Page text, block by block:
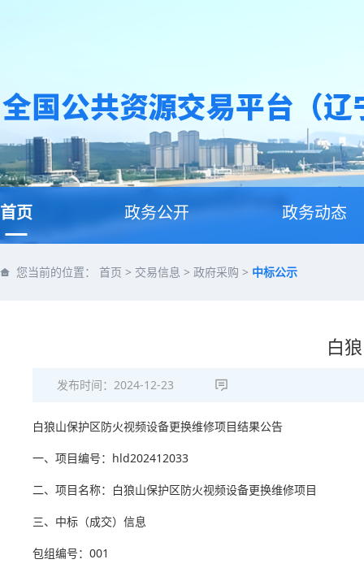
首页 政务公开 政务动态
您当前的位置： 首页 > 交易信息 > 政府采购 > 中标公示
白
发布时间： 2024-12-23
白狼山保护区防火视频设备更换维修项目结果公告
一、项目编号：hld202412033
二、项目名称：白狼山保护区防火视频设备更换维修项目
三、中标（成交）信息
包组编号：001